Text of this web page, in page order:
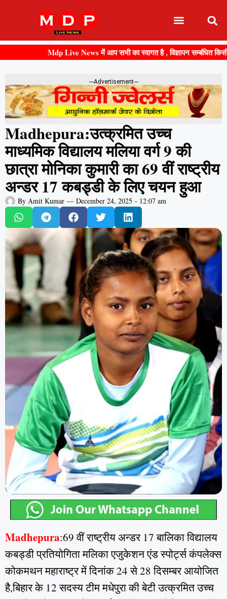
Mdp Live News में आप सभी का स्वागत है , विज्ञापन सम्बंधित किसी भी
---Advertisement---
Madhepura:उत्क्रमित उच्च
माध्यमिक विद्यालय मलिया वर्ग 9 की
छात्रा मोनिका कुमारी का 69 वीं राष्ट्रीय
अन्डर 17 कबड्डी के लिए चयन हुआ
By Amit Kumar — December 24, 2025 - 12:07 am
Madhepura:69 वीं राष्ट्रीय अन्डर 17 बालिका विद्यालय
कबड्डी प्रतियोगिता मलिका एजुकेशन एंड स्पोर्ट्स कंपलेक्स
कोकमथन महाराष्ट्र में दिनांक 24 से 28 दिसम्बर आयोजित
है,बिहार के 12 सदस्य टीम मधेपुरा की बेटी उत्क्रमित उच्च